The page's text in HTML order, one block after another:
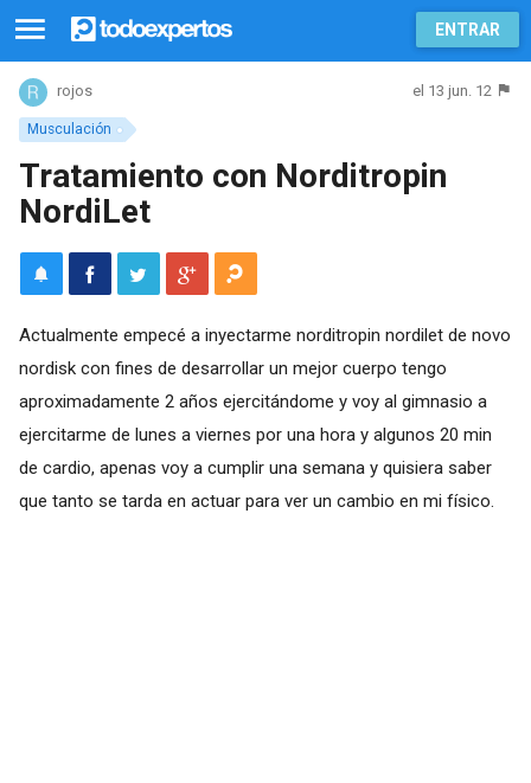
ENTRAR
Musculación
rojos el 13 jun. 12
Tratamiento con Norditropin
NordiLet
Actualmente empecé a inyectarme norditropin nordilet de novo
nordisk con fines de desarrollar un mejor cuerpo tengo
aproximadamente 2 años ejercitándome y voy al gimnasio a
ejercitarme de lunes a viernes por una hora y algunos 20 min
de cardio, apenas voy a cumplir una semana y quisiera saber
que tanto se tarda en actuar para ver un cambio en mi físico.